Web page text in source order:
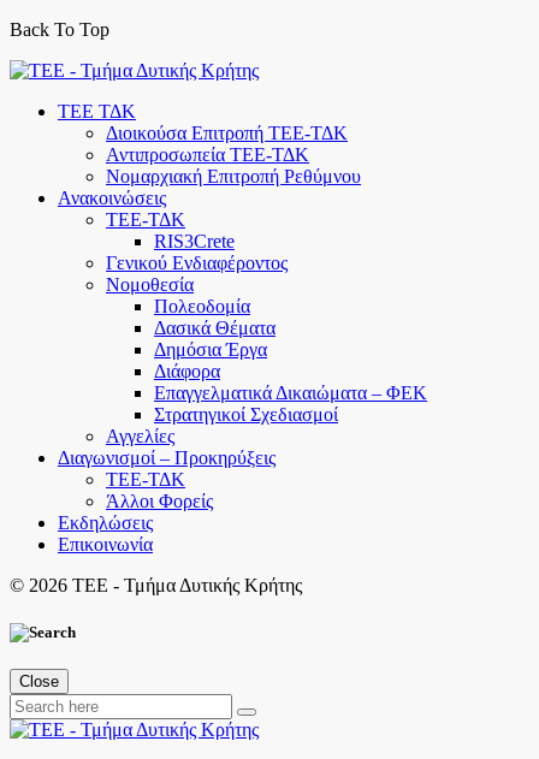
Back To Top
Skip
contentΤΕΕ ΤΔΚ
Διοικούσα Επιτροπή ΤΕΕ-ΤΔΚ
Αντιπροσωπεία ΤΕΕ-ΤΔΚ
Νομαρχιακή Επιτροπή Ρεθύμνου
Ανακοινώσεις
ΤΕΕ-ΤΔΚ
RIS3Crete
Γενικού Ενδιαφέροντος
Νομοθεσία
Πολεοδομία
Δασικά Θέματα
Δημόσια Έργα
Διάφορα
Επαγγελματικά Δικαιώματα – ΦΕΚ
Στρατηγικοί Σχεδιασμοί
Αγγελίες
Διαγωνισμοί – Προκηρύξεις
ΤΕΕ-ΤΔΚ
Άλλοι Φορείς
Εκδηλώσεις
Επικοινωνία
© 2026 ΤΕΕ - Τμήμα Δυτικής Κρήτης
Close